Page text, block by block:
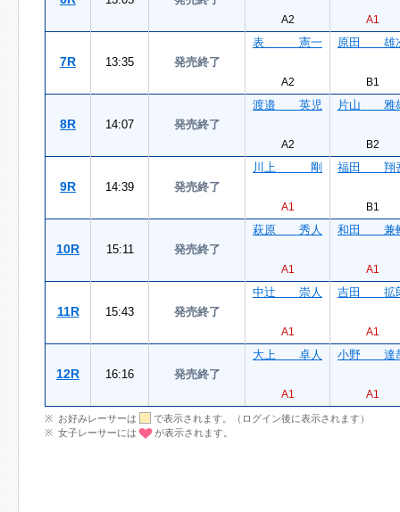
A2 A1
7R 13:35 発売終了
表 憲一
A2
原田 雄
B1
8R 14:07 発売終了
渡邉 英児
A2
片山 雅
B2
9R 14:39 発売終了
川上 剛
A1
福田 翔
B1
10R 15:11 発売終了
萩原 秀人
A1
和田 兼
A1
11R 15:43 発売終了
中辻 崇人
A1
吉田 拡
A1
12R 16:16 発売終了
大上 卓人
A1
小野 達
A1
お好みレーサーは
で表示されます。（ログイン後に表示されます）
女子レーサーには
が表示されます。